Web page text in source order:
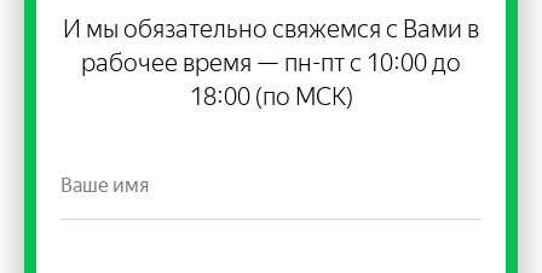
И мы обязательно свяжемся с Вами в
рабочее время — пн-пт с 10:00 до
18:00 (по МСК)